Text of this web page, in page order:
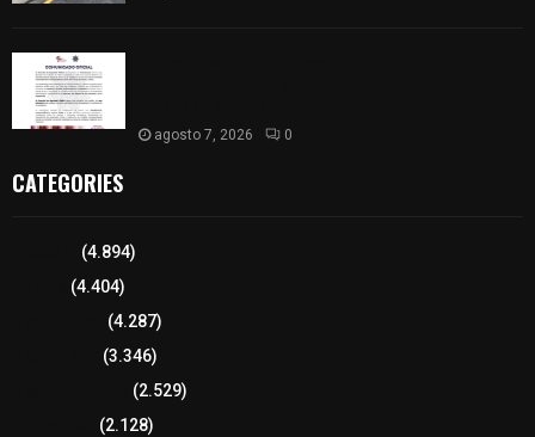
agosto 7, 2026 0
CATEGORIES
(4.894)
(4.404)
(4.287)
(3.346)
(2.529)
(2.128)